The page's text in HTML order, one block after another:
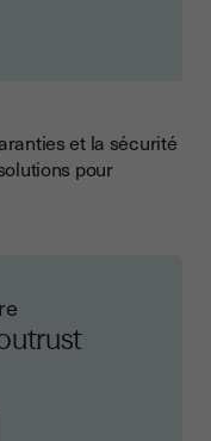
et la sécurité
pour